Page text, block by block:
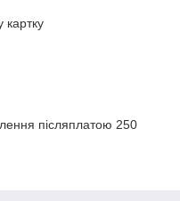
картку
післяплатою 250